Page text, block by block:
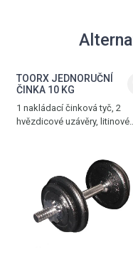
TOORX JEDNORUČNÍ
ČINKA 10 KG
1 nakládací činková tyč, 2
hvězdicové uzávěry, litinové